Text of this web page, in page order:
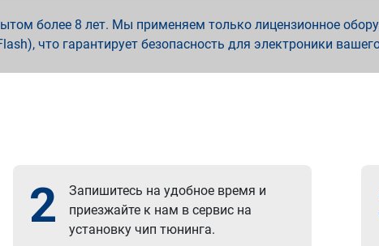
более 8 лет. Мы применяем только лицензионное
что гарантирует безопасность для электроники
2
Запишитесь на удобное время и
приезжайте к нам в сервис на
установку чип тюнинга.